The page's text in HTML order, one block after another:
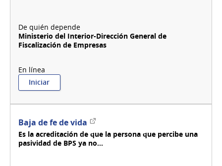
Ministerio del Interior-Dirección General de
Fiscalización de Empresas
Iniciar:
Baja
de
seguridad
DI.GE.F.E.
Baja de fe de vida Enlace
externo
Es la acreditación de que la persona que percibe una
pasividad de BPS ya no...